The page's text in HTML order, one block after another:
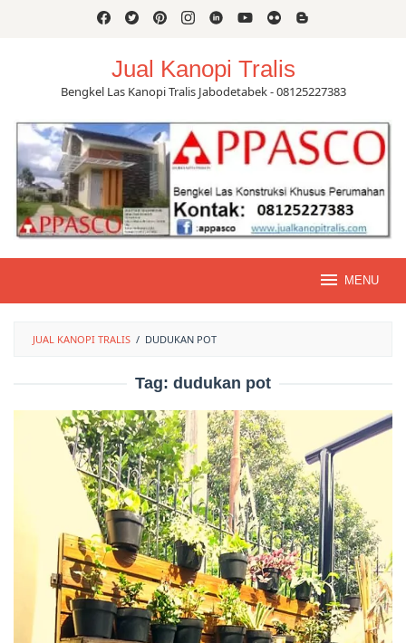
Jual Kanopi Tralis
Bengkel Las Kanopi Tralis Jabodetabek - 08125227383
MENU
JUAL KANOPI TRALIS / DUDUKAN POT
Tag: dudukan pot